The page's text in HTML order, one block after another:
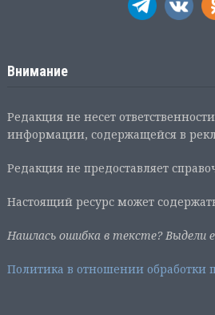
Внимание
Редакция не несет
информации, содержащейся в
Редакция не предоставляет
Настоящий ресурс может
Нашлась ошибка в тексте? Выдели
Политика в отношении обработки